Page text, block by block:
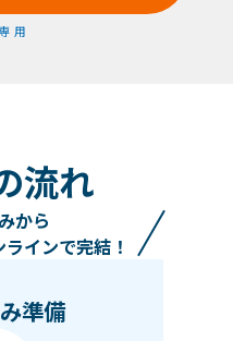
流れ
から
インで完結！
準備